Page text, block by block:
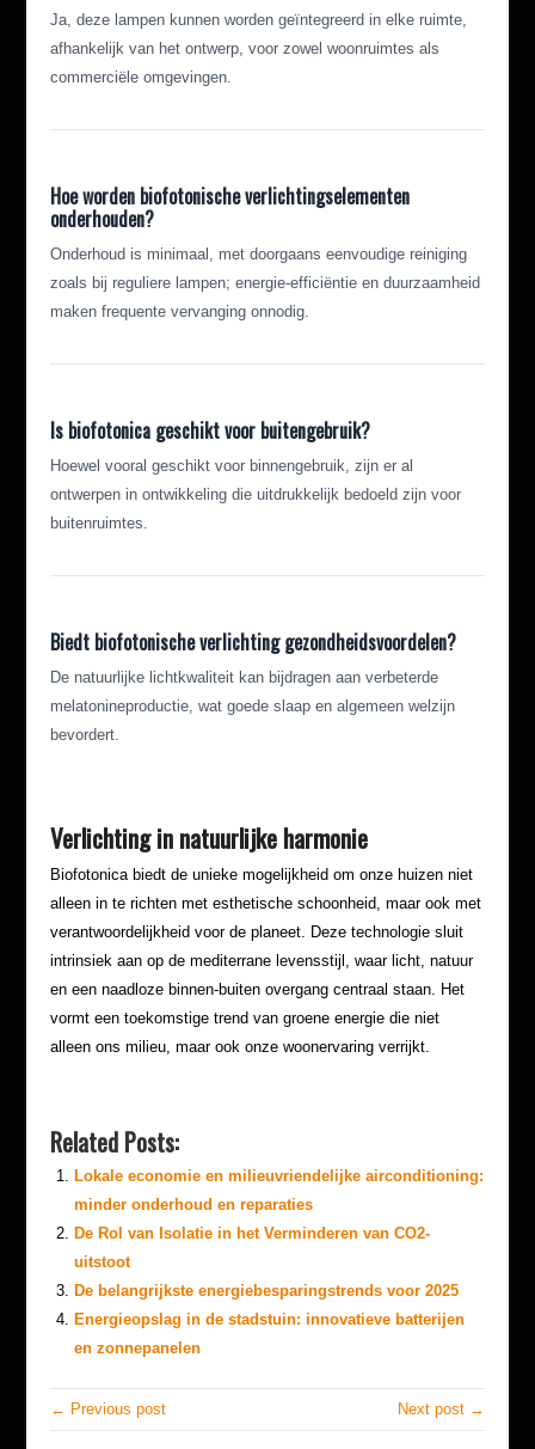
Ja, deze lampen kunnen worden geïntegreerd in elke ruimte,
afhankelijk van het ontwerp, voor zowel woonruimtes als
commerciële omgevingen.
Hoe worden biofotonische verlichtingselementen
onderhouden?
Onderhoud is minimaal, met doorgaans eenvoudige reiniging
zoals bij reguliere lampen; energie-efficiëntie en duurzaamheid
maken frequente vervanging onnodig.
Is biofotonica geschikt voor buitengebruik?
Hoewel vooral geschikt voor binnengebruik, zijn er al
ontwerpen in ontwikkeling die uitdrukkelijk bedoeld zijn voor
buitenruimtes.
Biedt biofotonische verlichting gezondheidsvoordelen?
De natuurlijke lichtkwaliteit kan bijdragen aan verbeterde
melatonineproductie, wat goede slaap en algemeen welzijn
bevordert.
Verlichting in natuurlijke harmonie
Biofotonica biedt de unieke mogelijkheid om onze huizen niet
alleen in te richten met esthetische schoonheid, maar ook met
verantwoordelijkheid voor de planeet. Deze technologie sluit
intrinsiek aan op de mediterrane levensstijl, waar licht, natuur
en een naadloze binnen-buiten overgang centraal staan. Het
vormt een toekomstige trend van groene energie die niet
alleen ons milieu, maar ook onze woonervaring verrijkt.
Related Posts:
Lokale economie en milieuvriendelijke airconditioning:
minder onderhoud en reparaties
De Rol van Isolatie in het Verminderen van CO2-
uitstoot
De belangrijkste energiebesparingstrends voor 2025
Energieopslag in de stadstuin: innovatieve batterijen
en zonnepanelen
← Previous post Next post →